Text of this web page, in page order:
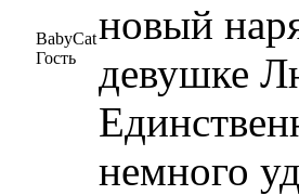
BabyCat
Гость
новый
девушке
немного